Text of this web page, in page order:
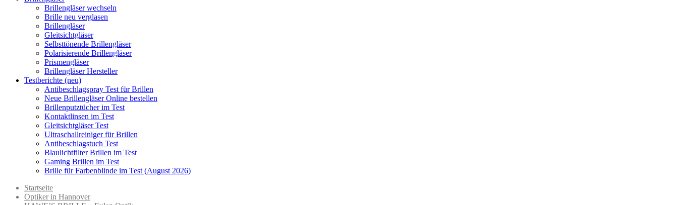
Brillengläser wechseln
Brille neu verglasen
Brillengläser
Gleitsichtgläser
Selbsttönende Brillengläser
Polarisierende Brillengläser
Prismengläser
Brillengläser Hersteller
Testberichte (neu)
Antibeschlagspray Test für Brillen
Neue Brillengläser Online bestellen
Brillenputztücher im Test
Kontaktlinsen im Test
Gleitsichtgläser Test
Ultraschallreiniger für Brillen
Antibeschlagstuch Test
Blaulichtfilter Brillen im Test
Gaming Brillen im Test
Brille für Farbenblinde im Test (August 2026)
Startseite
Optiker in Hannover